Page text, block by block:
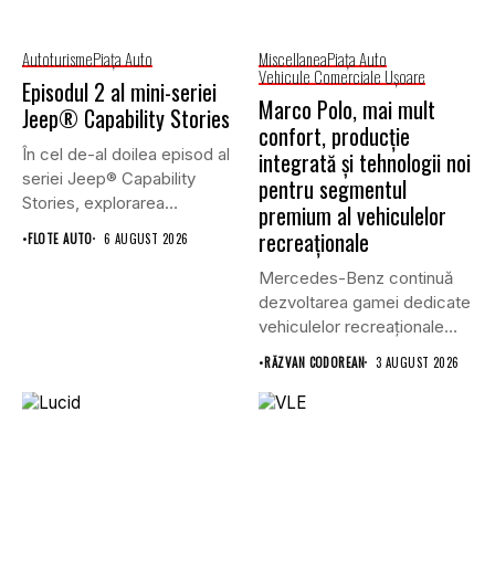
AutoturismePiaţa Auto
Episodul 2 al mini-seriei
Jeep® Capability Stories
În cel de-al doilea episod al
seriei Jeep® Capability
Stories, explorarea
continuă...
•FLOTE AUTO 6 AUGUST 2026
MiscellaneaPiaţa Auto
Vehicule Comerciale Uşoare
Marco Polo, mai mult
confort, producție
integrată și tehnologii noi
pentru segmentul
premium al vehiculelor
recreaționale
Mercedes-Benz continuă
dezvoltarea gamei dedicate
vehiculelor recreaționale
prin lansarea unei versiuni
actualizate...
•RĂZVAN CODOREAN 3 AUGUST 2026